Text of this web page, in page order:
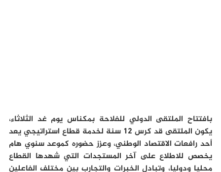
بافتتاح الملتقى الدولي للفلاحة بمكناس يوم غد الثلاثاء،
يكون الملتقى قد كرس 12 سنة لخدمة قطاع استراتيجي يعد
أحد رافعات الاقتصاد الوطني، وعزز حضوره كموعد سنوي هام
يخصص للاطلاع على آخر المستجدات التي شهدها القطاع
محليا ودوليا، وتبادل الخبرات والتجارب بين مختلف الفاعلين